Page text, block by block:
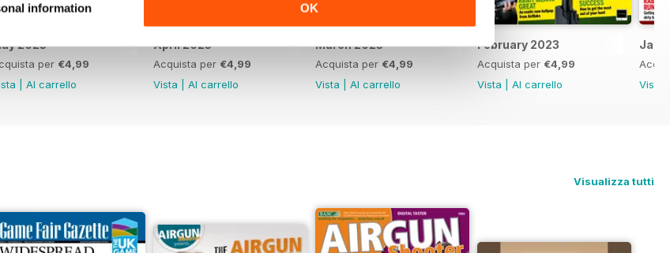
information OK
2023
per €4,99
Al carrello
April 2023
Acquista per €4,99
Vista
Al carrello
March 2023
Acquista per €4,99
Vista
Al carrello
February 2023
Acquista per €4,99
Vista
Al carrello
Vista
Visualizza tutti